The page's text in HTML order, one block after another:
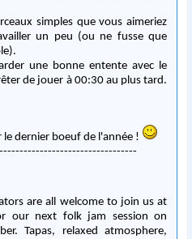
simples que vous aimeriez
un peu (ou ne fusse que
une bonne entente avec le
de jouer à 00:30 au plus tard.
dernier boeuf de l'année !
------------------
are all welcome to join us at
our next folk jam session on
Tapas, relaxed atmosphere,